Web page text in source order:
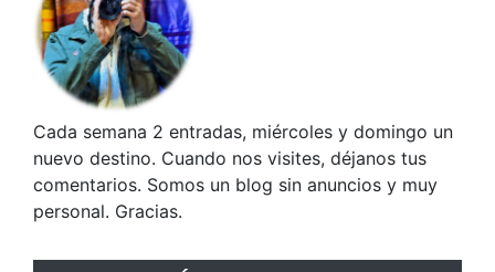
Cada semana 2 entradas, miércoles y domingo un
nuevo destino. Cuando nos visites, déjanos tus
comentarios. Somos un blog sin anuncios y muy
personal. Gracias.